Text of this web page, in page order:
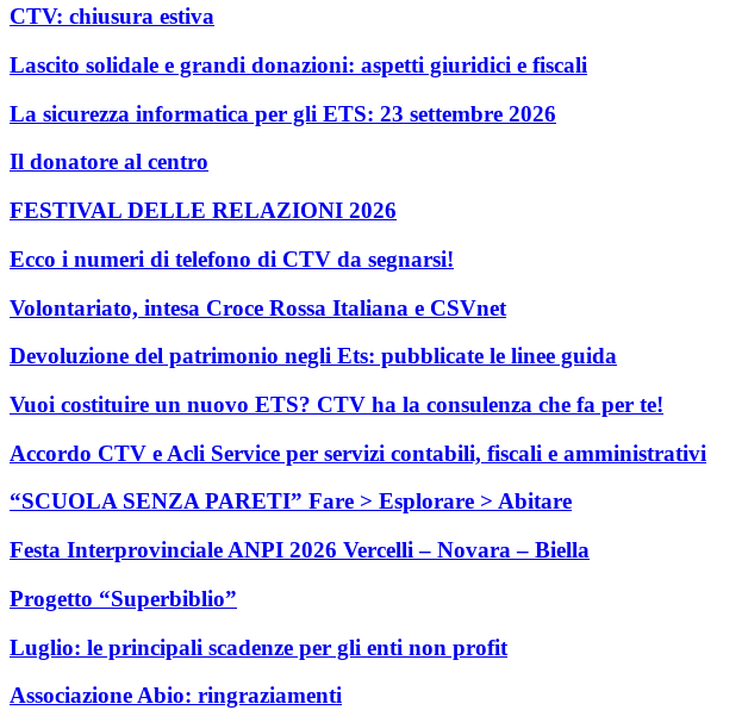
CTV: chiusura estiva
Lascito solidale e grandi donazioni: aspetti giuridici e fiscali
La sicurezza informatica per gli ETS: 23 settembre 2026
Il donatore al centro
FESTIVAL DELLE RELAZIONI 2026
Ecco i numeri di telefono di CTV da segnarsi!
Volontariato, intesa Croce Rossa Italiana e CSVnet
Devoluzione del patrimonio negli Ets: pubblicate le linee guida
Vuoi costituire un nuovo ETS? CTV ha la consulenza che fa per te!
Accordo CTV e Acli Service per servizi contabili, fiscali e amministrativi
“SCUOLA SENZA PARETI” Fare > Esplorare > Abitare
Festa Interprovinciale ANPI 2026 Vercelli – Novara – Biella
Progetto “Superbiblio”
Luglio: le principali scadenze per gli enti non profit
Associazione Abio: ringraziamenti